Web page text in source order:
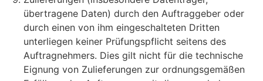
übertragene Daten) durch den Auftraggeber oder
durch einen von ihm eingeschalteten Dritten
unterliegen keiner Prüfungspflicht seitens des
Auftragnehmers. Dies gilt nicht für die technische
Eignung von Zulieferungen zur ordnungsgemäßen